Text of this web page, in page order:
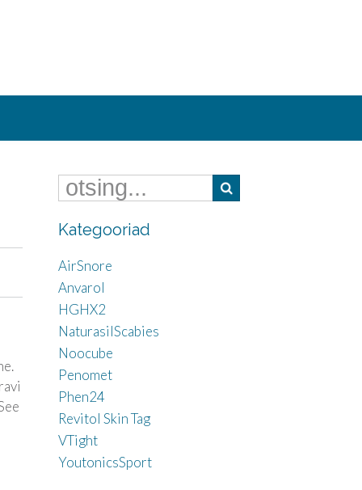
Kategooriad
AirSnore
Anvarol
HGHX2
NaturasilScabies
Noocube
Penomet
Phen24
Revitol Skin Tag
VTight
YoutonicsSport